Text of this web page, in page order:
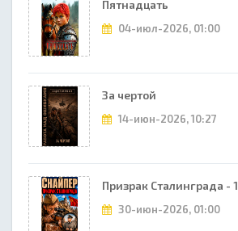
Пятнадцать
04-июл-2026, 01:00
За чертой
14-июн-2026, 10:27
Призрак Сталинграда - 1
30-июн-2026, 01:00